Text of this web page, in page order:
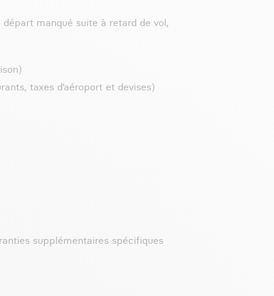
manqué suite à retard de vol,
taxes d’aéroport et devises)
supplémentaires spécifiques